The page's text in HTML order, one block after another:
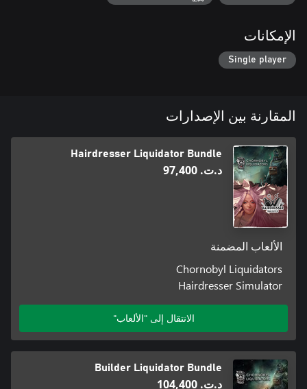
الإمكانات
Single player
المقارنة بين الإصدارات
Hairdresser Liquidator Bundle
د.ت.‏ 97,400
الألعاب المضمنة
Chornobyl Liquidators
Hairdresser Simulator
الانتقال إلى "الألعاب"
Builder Liquidator Bundle
د.ت.‏ 104,400